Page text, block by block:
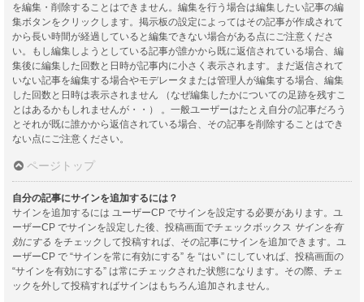
を編集・削除することはできません。編集を行う場合は編集したい記事の編
集ボタンをクリックします。掲示板の設定によってはその記事が作成されて
から長い時間が経過していると編集できない場合がある点にご注意くださ
い。もし編集しようとしている記事が誰かから既に返信されている場合、編
集後に編集した回数と日時が記事内に小さく表示されます。まだ返信されて
いない記事を編集する場合やモデレータまたは管理人が編集する場合、編集
した回数と日時は表示されません （なぜ編集したかについての足跡を残すこ
とはあるかもしれませんが・・） 。一般ユーザーはたとえ自分の記事だろう
とそれが既に誰かから返信されている場合、その記事を削除することはでき
ない点にご注意ください。
ページトップ
自分の記事にサインを追加するには？
サインを追加するには ユーザーCP でサインを設定する必要があります。ユ
ーザーCP でサインを設定した後、投稿画面でチェックボックス サインを有
効にする をチェックして投稿すれば、その記事にサインを追加できます。ユ
ーザーCP で “サインを常に有効にする” を “はい” にしていれば、投稿画面の
“サインを有効にする” は常にチェックされた状態になります。その際、チェ
ックを外して投稿すればサインはもちろん追加されません。